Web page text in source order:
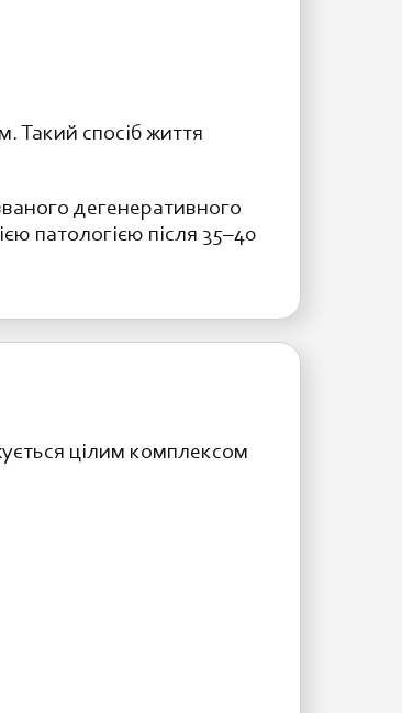
Такий спосіб життя
дегенеративного
патологією після 35–40
цілим комплексом